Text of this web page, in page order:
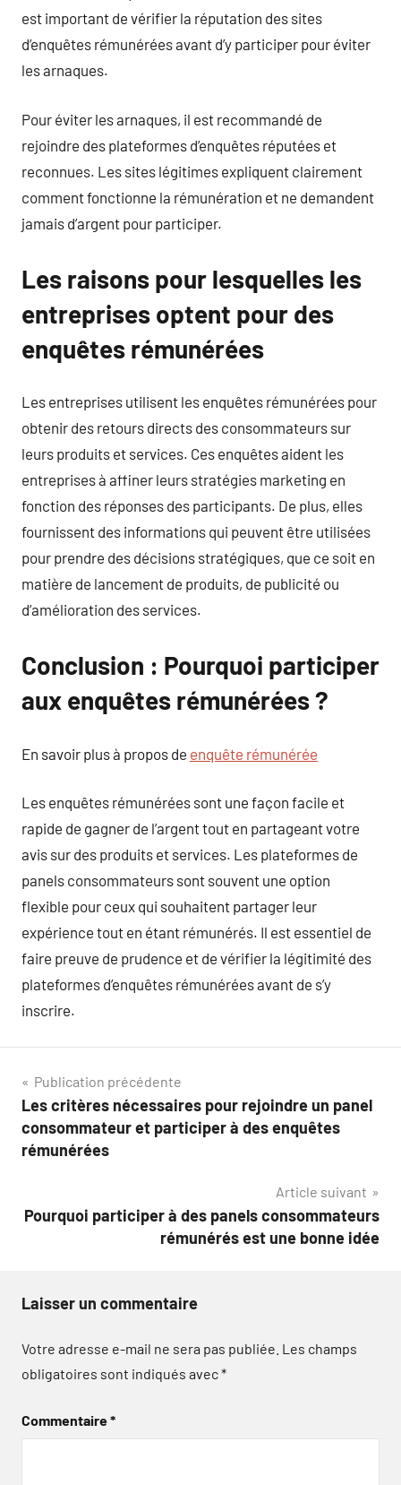
est important de vérifier la réputation des sites
d’enquêtes rémunérées avant d’y participer pour éviter
les arnaques.
Pour éviter les arnaques, il est recommandé de
rejoindre des plateformes d’enquêtes réputées et
reconnues. Les sites légitimes expliquent clairement
comment fonctionne la rémunération et ne demandent
jamais d’argent pour participer.
Les raisons pour lesquelles les
entreprises optent pour des
enquêtes rémunérées
Les entreprises utilisent les enquêtes rémunérées pour
obtenir des retours directs des consommateurs sur
leurs produits et services. Ces enquêtes aident les
entreprises à affiner leurs stratégies marketing en
fonction des réponses des participants. De plus, elles
fournissent des informations qui peuvent être utilisées
pour prendre des décisions stratégiques, que ce soit en
matière de lancement de produits, de publicité ou
d’amélioration des services.
Conclusion : Pourquoi participer
aux enquêtes rémunérées ?
En savoir plus à propos de enquête rémunérée
Les enquêtes rémunérées sont une façon facile et
rapide de gagner de l’argent tout en partageant votre
avis sur des produits et services. Les plateformes de
panels consommateurs sont souvent une option
flexible pour ceux qui souhaitent partager leur
expérience tout en étant rémunérés. Il est essentiel de
faire preuve de prudence et de vérifier la légitimité des
plateformes d’enquêtes rémunérées avant de s’y
inscrire.
Navigation
de
l’article
Publication précédente
Les critères nécessaires pour rejoindre un panel
consommateur et participer à des enquêtes
rémunérées
Article suivant
Pourquoi participer à des panels consommateurs
rémunérés est une bonne idée
Laisser un commentaire
Votre adresse e-mail ne sera pas publiée. Les champs
obligatoires sont indiqués avec*
Commentaire*